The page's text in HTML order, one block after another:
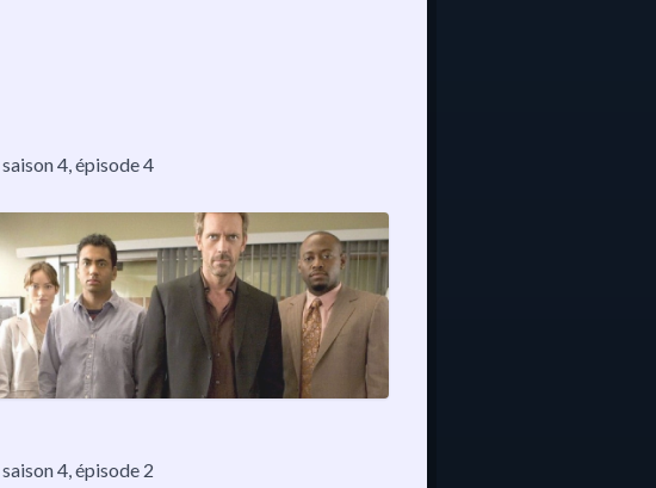
saison 4, épisode 4
saison 4, épisode 2